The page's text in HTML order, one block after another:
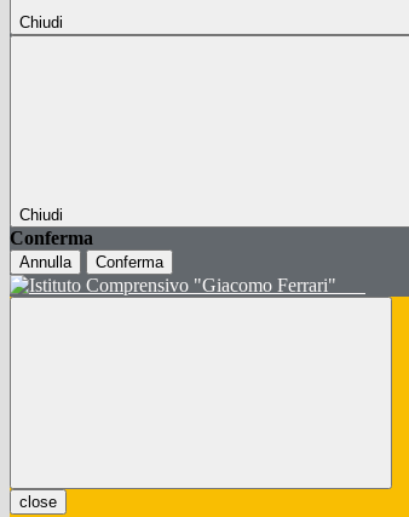
Chiudi
Chiudi
Conferma
Annulla Conferma
close